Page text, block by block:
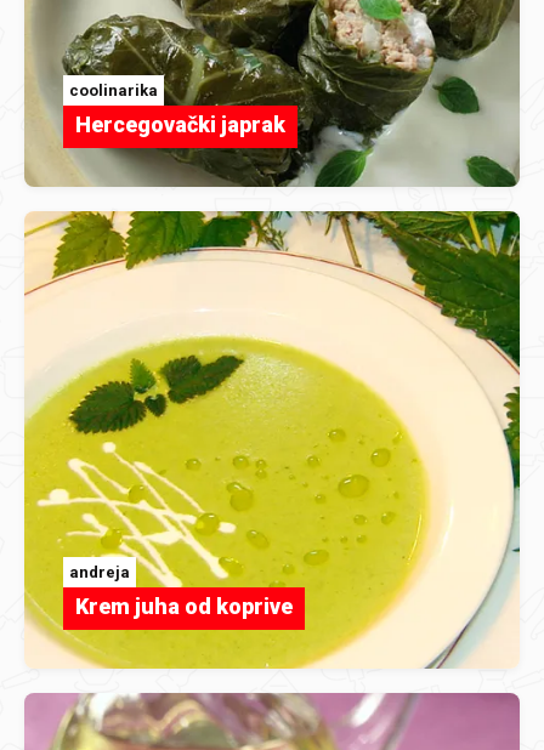
coolinarika
Hercegovački japrak
andreja
Krem juha od koprive